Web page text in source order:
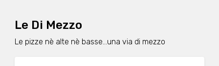
Le Di Mezzo
Le pizze nè alte nè basse...una via di mezzo